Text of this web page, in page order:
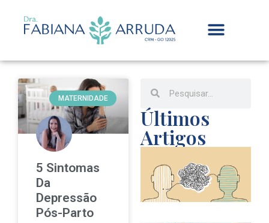
MATERNIDADE
5 Sintomas
Da
Depressão
Pós-Parto
Últimos
Artigos